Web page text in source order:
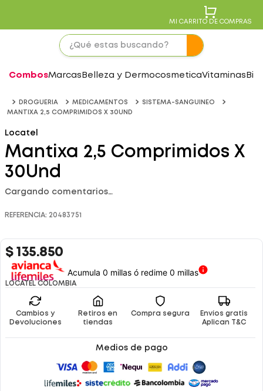
MI CARRITO DE COMPRAS
CombosMarcas Belleza y DermocosmeticaVitaminas
DROGUERIA MEDICAMENTOS
SISTEMA-SANGUINEO
MANTIXA 2,5 COMPRIMIDOS X 30UND
Locatel
Mantixa 2,5 Comprimidos X
30Und
Cargando comentarios…
REFERENCIA: 20483751
$ 135.850
Acumula 0 millas ó redime 0 millas
LOCATEL COLOMBIA
Cambios y
Devoluciones
Retiros en
tiendas
Compra segura
Envíos gratis
Aplican T&C
Medios de pago